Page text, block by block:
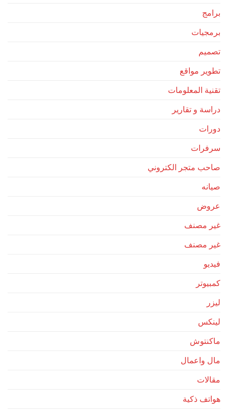
برامج
برمجيات
تصميم
تطوير مواقع
تقنية المعلومات
دراسة و تقارير
دورات
سرفرات
صاحب متجر الكتروني
صيانه
عروض
غير مصنف
غير مصنف
فيديو
كمبيوتر
ليزر
لينكس
ماكنتوش
مال واعمال
مقالات
هواتف ذكية